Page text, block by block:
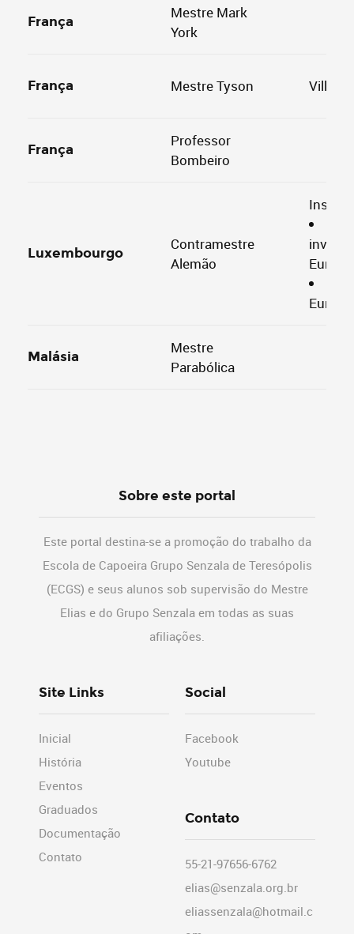
França
Mestre Mark
York
França Mestre Tyson
França
Professor
Bombeiro
Luxembourgo
Contramestre
Alemão
Malásia
Mestre
Parabólica
Sobre este portal
Este portal destina-se a promoção do trabalho da
Escola de Capoeira Grupo Senzala de Teresópolis
(ECGS) e seus alunos sob supervisão do Mestre
Elias e do Grupo Senzala em todas as suas
afiliações.
Site Links
Inicial
História
Eventos
Graduados
Documentação
Contato
Social
Facebook
Youtube
Contato
55-21-97656-6762
elias@senzala.org.br
eliassenzala@hotmail.c